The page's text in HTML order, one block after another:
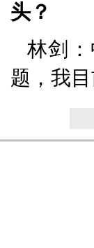
头？
林剑
题，我